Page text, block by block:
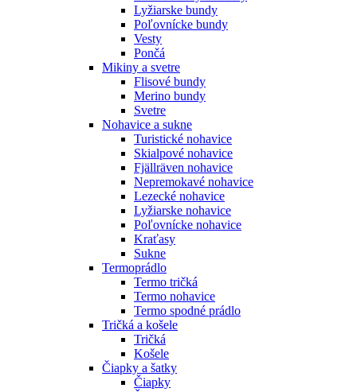
Lyžiarske bundy
Poľovnícke bundy
Vesty
Pončá
Mikiny a svetre
Flisové bundy
Merino bundy
Svetre
Nohavice a sukne
Turistické nohavice
Skialpové nohavice
Fjällräven nohavice
Nepremokavé nohavice
Lezecké nohavice
Lyžiarske nohavice
Poľovnícke nohavice
Kraťasy
Sukne
Termoprádlo
Termo tričká
Termo nohavice
Termo spodné prádlo
Tričká a košele
Tričká
Košele
Čiapky a šatky
Čiapky